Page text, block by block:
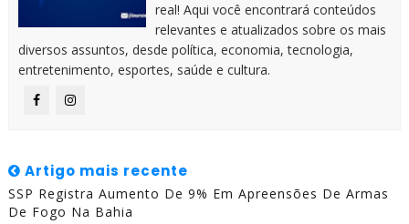
real! Aqui você encontrará conteúdos
relevantes e atualizados sobre os mais
diversos assuntos, desde política, economia, tecnologia,
entretenimento, esportes, saúde e cultura.
Artigo mais recente
SSP Registra Aumento De 9% Em Apreensões De Armas
De Fogo Na Bahia